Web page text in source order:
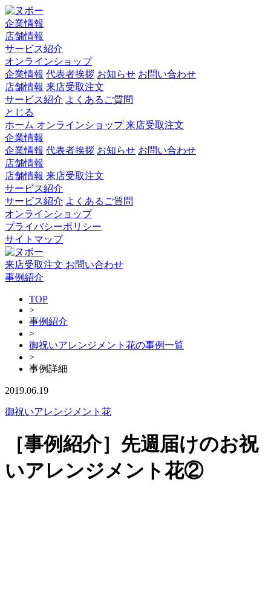
企業情報
店舗情報
サービス紹介
オンラインショップ
企業情報 代表者挨拶 お知らせ お問い合わせ
店舗情報 来店受取注文
サービス紹介 よくあるご質問
とじる
ホーム オンラインショップ来店受取注文
企業情報
企業情報 代表者挨拶 お知らせ お問い合わせ
店舗情報
店舗情報 来店受取注文
サービス紹介
サービス紹介 よくあるご質問
オンラインショップ
プライバシーポリシー
サイトマップ
来店受取注文 お問い合わせ
事例紹介
TOP
>
事例紹介
>
御祝いアレンジメント花の事例一覧
>
事例詳細
2019.06.19
御祝いアレンジメント花
［事例紹介］先週届けのお祝
いアレンジメント花②